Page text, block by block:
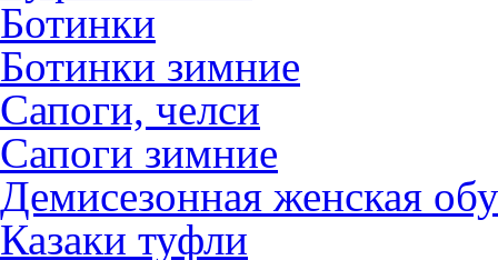
Ботинки
Ботинки зимние
Сапоги, челси
Сапоги зимние
Демисезонная женская
Казаки туфли